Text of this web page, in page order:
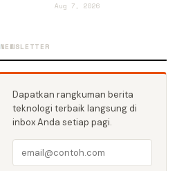
Aug 7, 2026
NEWSLETTER
Dapatkan rangkuman berita
teknologi terbaik langsung di
inbox Anda setiap pagi.